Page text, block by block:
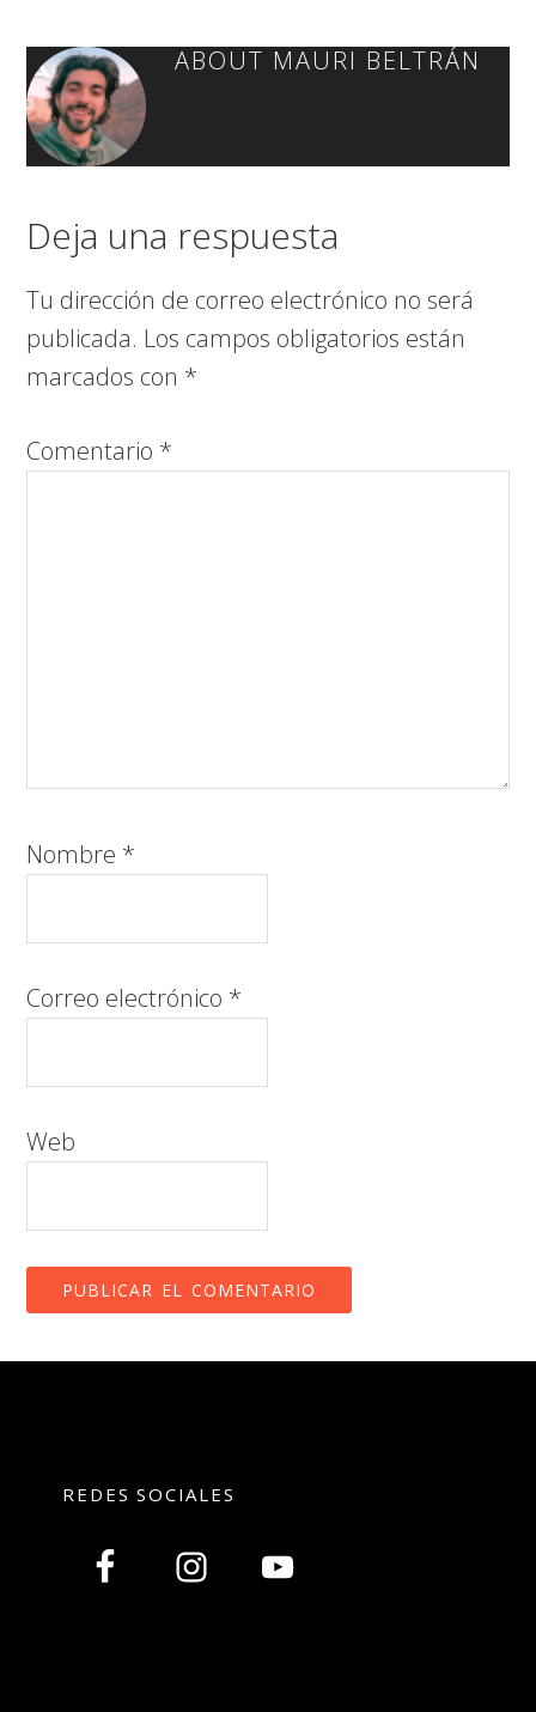
ABOUT MAURI BELTRÁN
Deja una respuesta
Tu dirección de correo electrónico no será
publicada. Los campos obligatorios están
marcados con *
Comentario *
Nombre *
Correo electrónico *
Web
REDES SOCIALES